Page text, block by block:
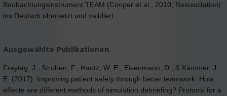
Beobachtungsinstrument TEAM (Cooper et al., 2010, Resuscitation)
ins Deutsch übersetzt und validiert.
Ausgewählte Publikationen
Freytag, J., Stroben, F., Hautz, W. E., Eisenmann, D., & Kämmer, J.
E. (2017). Improving patient safety through better teamwork: How
effecte are different methods of simulation debriefing? Protocol for a